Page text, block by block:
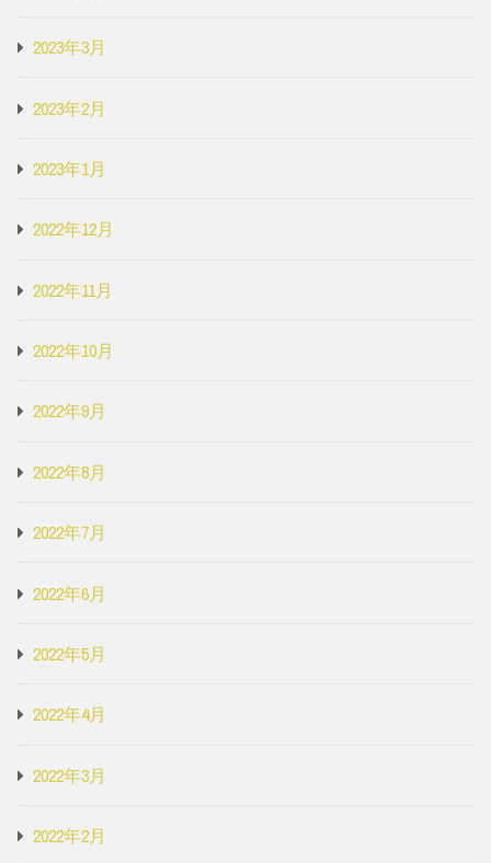
2023年3月
2023年2月
2023年1月
2022年12月
2022年11月
2022年10月
2022年9月
2022年8月
2022年7月
2022年6月
2022年5月
2022年4月
2022年3月
2022年2月